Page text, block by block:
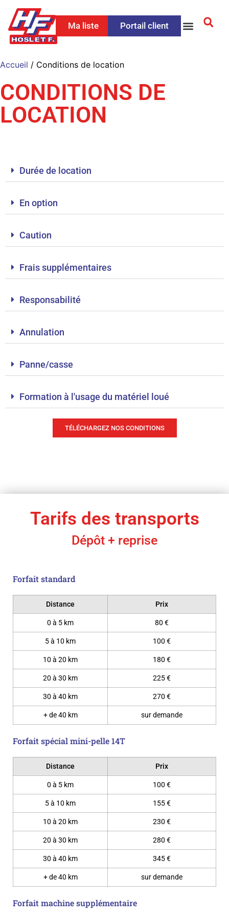
Ma liste Portail client
Accueil / Conditions de location
CONDITIONS DE
LOCATION
Durée de location
En option
Caution
Frais supplémentaires
Responsabilité
Annulation
Panne/casse
Formation à l'usage du matériel loué
TÉLÉCHARGEZ NOS CONDITIONS
Tarifs des transports
Dépôt + reprise
Forfait standard
Distance Prix
0 à 5 km 80 €
5 à 10 km 100 €
10 à 20 km 180 €
20 à 30 km 225 €
30 à 40 km 270 €
+ de 40 km sur demande
Forfait spécial mini-pelle 14T
Distance Prix
0 à 5 km 100 €
5 à 10 km 155 €
10 à 20 km 230 €
20 à 30 km 280 €
30 à 40 km 345 €
+ de 40 km sur demande
Forfait machine supplémentaire